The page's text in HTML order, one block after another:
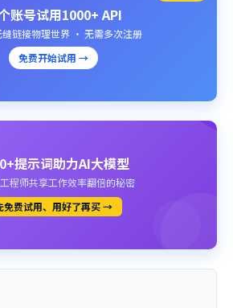
账号试用1000+ API
缝链接物理世界 · 无需多次注册
免费开始试用 →
提示词助力AI大模型
程师共享工作效率翻倍的秘密
免费试用、用好了再买 →